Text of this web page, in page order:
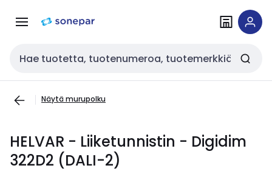
navigointiinsisältöön
Haku
Näytä murupolku
HELVAR - Liiketunnistin - Digidim
322D2 (DALI-2)